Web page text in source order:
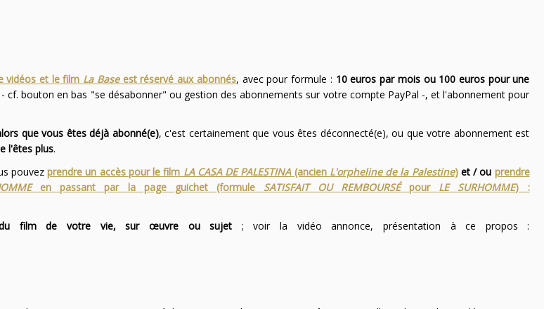
vidéos et le film La Baseest réservé aux abonnés, avec pour formule : 10 euros par mois ou 100 euros pour une
bouton en bas "se désabonner" ou gestion des abonnements sur votre compte PayPal -, et l'abonnement pour
que vous êtes déjà abonné(e), c'est certainement que vous êtes déconnecté(e), ou que votre abonnement est
l'êtes plus.
pouvezprendre un accès pour le film LA CASA DE PALESTINA(ancien L'orpheline de la Palestine)et / ou prendre
en passant par la page guichet (formule SATISFAIT OU REMBOURSÉpour LE SURHOMME) :
du film de votre vie, sur œuvre ou sujet ; voir la vidéo annonce, présentation à ce propos :